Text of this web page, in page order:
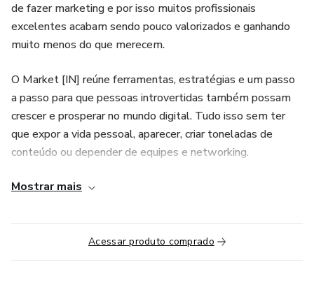
de fazer marketing e por isso muitos profissionais
excelentes acabam sendo pouco valorizados e ganhando
muito menos do que merecem.
O Market [IN] reúne ferramentas, estratégias e um passo
a passo para que pessoas introvertidas também possam
crescer e prosperar no mundo digital. Tudo isso sem ter
que expor a vida pessoal, aparecer, criar toneladas de
conteúdo ou depender de equipes e networking.
A nossa forma introvertida de fazer marketing se apoia em
1) Diferenciação sem exposição.
Mostrar mais
Acessar produto comprado